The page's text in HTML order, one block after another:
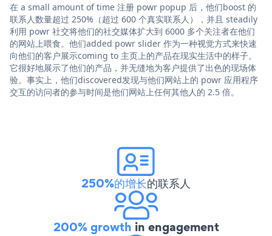
在 a small amount of time 注册 powr popup 后，他们boost 的
联系人数量超过 250%（超过 600 个真实联系人），并且 steadily
利用 powr 社交将他们的社交媒体扩大到 6000 多个关注者在他们
的网站上喂食。他们added powr slider 作为一种视觉方式来快速
向他们的客户展示coming to 主页上的产品在现实生活中的样子。
它很好地展示了他们的产品，并无缝地为客户提供了出色的现场体
验。事实上，他们discovered发现与他们网站上的 powr 应用程序
交互的访问者的参与时间是他们网站上任何其他人的 2.5 倍。
250%的增长的联系人
200% growth in engagement